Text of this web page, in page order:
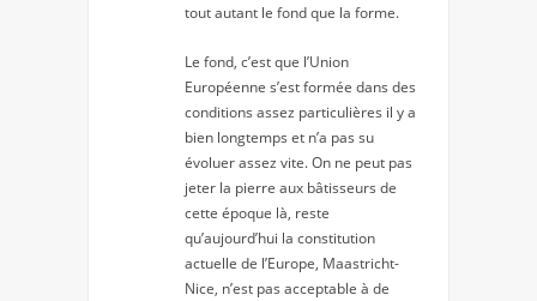
tout autant le fond que la forme.
Le fond, c’est que l’Union
Européenne s’est formée dans des
conditions assez particulières il y a
bien longtemps et n’a pas su
évoluer assez vite. On ne peut pas
jeter la pierre aux bâtisseurs de
cette époque là, reste
qu’aujourd’hui la constitution
actuelle de l’Europe, Maastricht-
Nice, n’est pas acceptable à de